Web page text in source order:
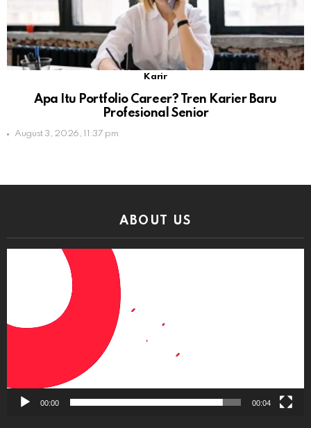
Karir
Apa Itu Portfolio Career? Tren Karier Baru
Profesional Senior
August 3, 2026, 11:37 pm
ABOUT US
00:00 00:04